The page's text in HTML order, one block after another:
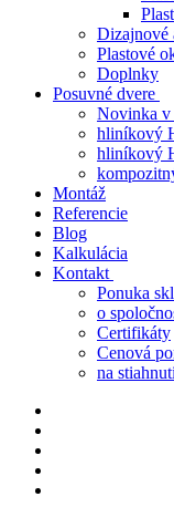
Dizajnové
Plastové
Doplnky
Posuvné dvere
Novinka v
hliníkový
hliníkový
Montáž
Referencie
Blog
Kalkulácia
Kontakt
Ponuka
o
Certifikáty
Cenová
na